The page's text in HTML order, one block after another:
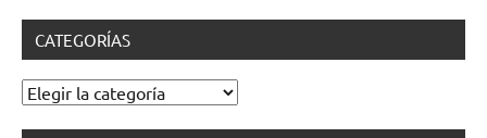
CATEGORÍAS
Categorías